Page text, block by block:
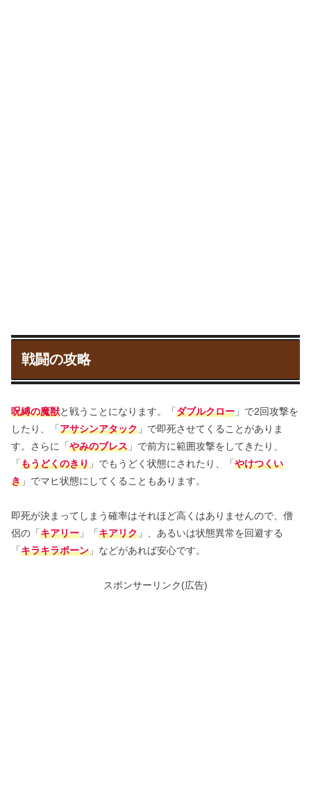
戦闘の攻略
呪縛の魔獣と戦うことになります。「ダブルクロー 」で2回攻撃を
したり、「アサシンアタック 」で即死させてくることがありま
す。さらに「やみのブレス 」で前方に範囲攻撃をしてきたり、
「もうどくのきり 」でもうどく状態にされたり、「やけつくい
き 」でマヒ状態にしてくることもあります。
即死が決まってしまう確率はそれほど高くはありませんので、僧
侶の「キアリー 」「キアリク 」、あるいは状態異常を回避する
「キラキラポーン 」などがあれば安心です。
スポンサーリンク(広告)